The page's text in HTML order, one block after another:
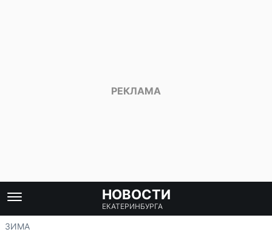
НОВОСТИ
ЕКАТЕРИНБУРГА
ЗИМА